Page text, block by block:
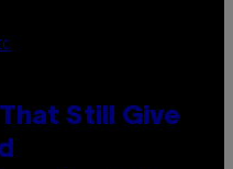
Still Give